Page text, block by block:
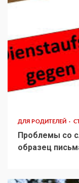
ДЛЯ РОДИТЕЛЕЙ
Проблемы со
образец